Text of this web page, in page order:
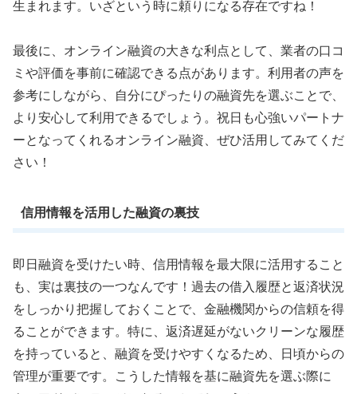
生まれます。いざという時に頼りになる存在ですね！
最後に、オンライン融資の大きな利点として、業者の口コ
ミや評価を事前に確認できる点があります。利用者の声を
参考にしながら、自分にぴったりの融資先を選ぶことで、
より安心して利用できるでしょう。祝日も心強いパートナ
ーとなってくれるオンライン融資、ぜひ活用してみてくだ
さい！
信用情報を活用した融資の裏技
即日融資を受けたい時、信用情報を最大限に活用すること
も、実は裏技の一つなんです！過去の借入履歴と返済状況
をしっかり把握しておくことで、金融機関からの信頼を得
ることができます。特に、返済遅延がないクリーンな履歴
を持っていると、融資を受けやすくなるため、日頃からの
管理が重要です。こうした情報を基に融資先を選ぶ際に